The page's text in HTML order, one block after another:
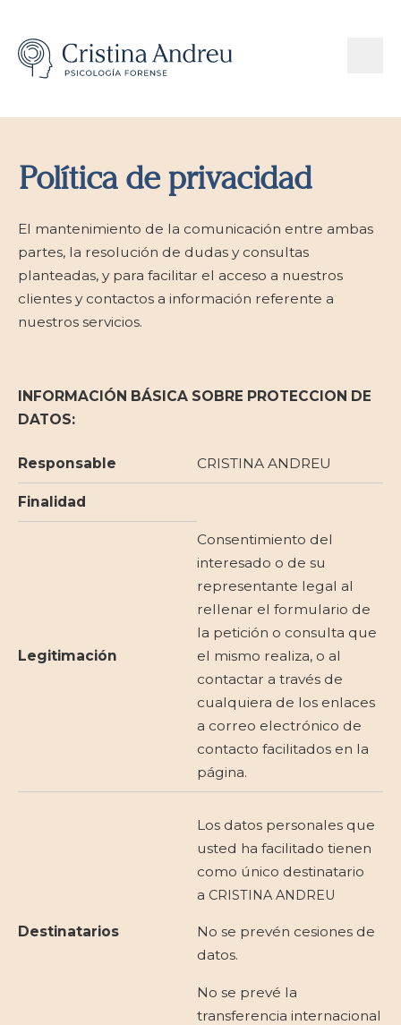
Política de privacidad
El mantenimiento de la comunicación entre ambas
partes, la resolución de dudas y consultas
planteadas, y para facilitar el acceso a nuestros
clientes y contactos a información referente a
nuestros servicios.
INFORMACIÓN BÁSICA SOBRE PROTECCION DE
DATOS:
Responsable CRISTINA ANDREU
Finalidad
Legitimación
Consentimiento del
interesado o de su
representante legal al
rellenar el formulario de
la petición o consulta que
el mismo realiza, o al
contactar a través de
cualquiera de los enlaces
a correo electrónico de
contacto facilitados en la
página.
Destinatarios
Los datos personales que
usted ha facilitado tienen
como único destinatario
a CRISTINA ANDREU
No se prevén cesiones de
datos.
No se prevé la
transferencia internacional